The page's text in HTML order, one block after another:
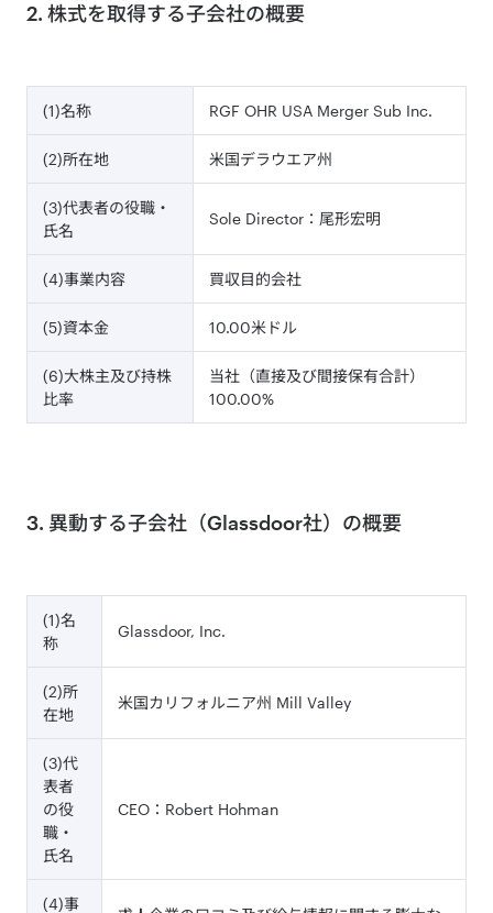
2. 株式を取得する子会社の概要
(1)名称 RGF OHR USA Merger Sub Inc.
(2)所在地 米国デラウエア州
(3)代表者の役職・
氏名
Sole Director：尾形宏明
(4)事業内容 買収目的会社
(5)資本金 10.00米ドル
(6)大株主及び持株
比率
当社（直接及び間接保有合計）
100.00%
3. 異動する子会社（Glassdoor社）の概要
(1)名
称
Glassdoor, Inc.
(2)所
在地
米国カリフォルニア州 Mill Valley
(3)代
表者
の役
職・
氏名
CEO：Robert Hohman
(4)事